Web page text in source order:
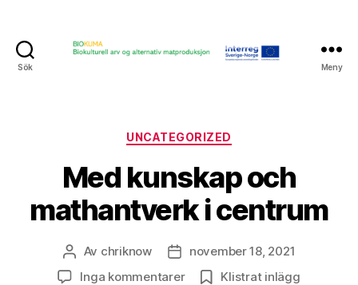
Sök Meny
Kategorier
UNCATEGORIZED
Med kunskap och
mathantverk i centrum
Inläggsförfattare
Av chriknow Inläggsdatum
november 18, 2021
Inga kommentarertill
Klistrat inlägg